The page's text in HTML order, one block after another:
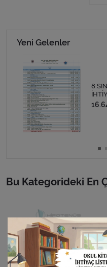
Yeni Gelenler
Bu Kategorideki En